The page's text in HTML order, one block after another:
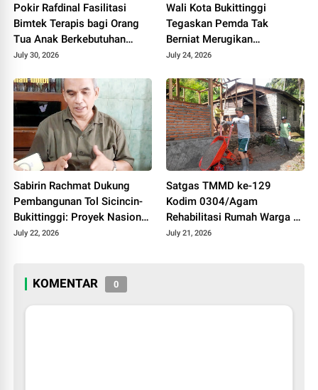
Pokir Rafdinal Fasilitasi
Bimtek Terapis bagi Orang
Tua Anak Berkebutuhan
Khusus, Perkuat
Rumah
July 30, 2026
Wali Kota Bukittinggi
Tegaskan Pemda Tak
Berniat Merugikan
Universitas Fort De Kock,
Diselesaikan Sesuai
Regulasi
July 24, 2026
Sabirin Rachmat Dukung
Pembangunan Tol Sicincin-
Bukittinggi: Proyek Nasional
Demi Kepentingan
July 22, 2026
Satgas TMMD ke-129
Kodim 0304/Agam
Rehabilitasi Rumah Warga di
Palupuh
July 21, 2026
KOMENTAR 0